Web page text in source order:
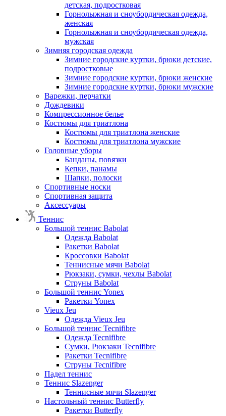
детская, подростковая
Горнолыжная и сноубордическая одежда,
женская
Горнолыжная и сноубордическая одежда,
мужская
Зимняя городская одежда
Зимние городские куртки, брюки детские,
подростковые
Зимние городские куртки, брюки женские
Зимние городские куртки, брюки мужские
Варежки, перчатки
Дождевики
Компрессионное белье
Костюмы для триатлона
Костюмы для триатлона женские
Костюмы для триатлона мужские
Головные уборы
Банданы, повязки
Кепки, панамы
Шапки, полоски
Спортивные носки
Спортивная защита
Аксессуары
Теннис
Большой теннис Babolat
Одежда Babolat
Ракетки Babolat
Кроссовки Babolat
Теннисные мячи Babolat
Рюкзаки, сумки, чехлы Babolat
Струны Babolat
Большой теннис Yonex
Ракетки Yonex
Vieux Jeu
Одежда Vieux Jeu
Большой теннис Tecnifibre
Одежда Tecnifibre
Сумки, Рюкзаки Tecnifibre
Ракетки Tecnifibre
Струны Tecnifibre
Падел теннис
Теннис Slazenger
Теннисные мячи Slazenger
Настольный теннис Butterfly
Ракетки Butterfly